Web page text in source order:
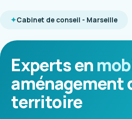
Cabinet de conseil - Marseille
Experts en
aménagement
territoire